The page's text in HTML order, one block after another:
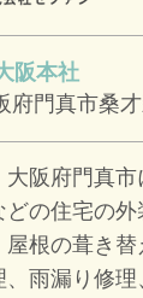
阪本社
府門真市桑
阪府門真市
の住宅の外
屋根の葺き
雨漏り修理